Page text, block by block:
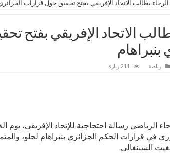
الرجاء يطالب الاتحاد الإفريقي بفتح تحقيق حول قرارات
الاتحاد الإفريقي بفتح
بنبراهام
رياضة 211 زيارة
في قرارات الحكم الجزائري بنبراهام لحلو،
السينغالي.